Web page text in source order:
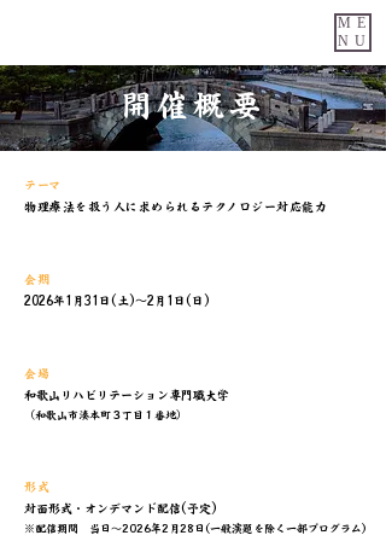
ME
NU
開催概要
​テーマ
物理療法を扱う人に求められるテクノロジー対応能力
​会期
2026年1月31日(土)～2月1日(日)
会場
和歌山リハビリテーション専門職大学
（和歌山市湊本町３丁目１番地）
形式
対面形式・オンデマンド配信(予定)
※配信期間 当日～2026年2月28日(一般演題を除く一部プログラム)